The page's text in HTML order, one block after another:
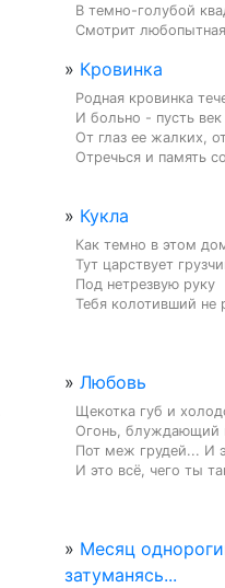
В темно-голубой
Смотрит
» Кровинка
Родная кровинка
И больно - пусть
От глаз ее жалких,
Отречься и память
» Кукла
Как темно в этом
Тут царствует
Под нетрезвую руку
Тебя колотивший не
» Любовь
Щекотка губ и
Огонь, блуждающий
Пот меж грудей... И
И это всё, чего ты
» Месяц
затуманясь...